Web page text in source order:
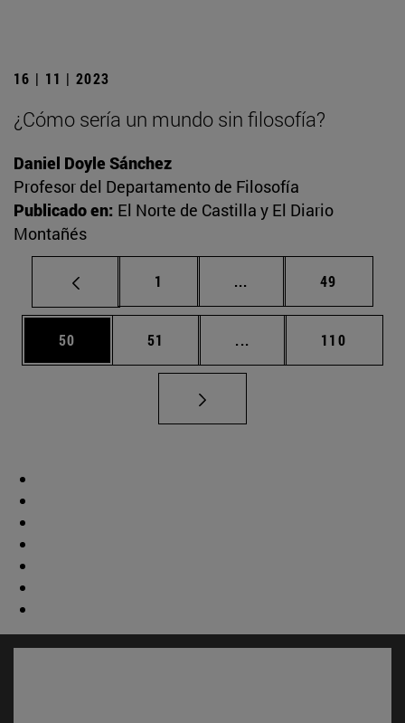
16 | 11 | 2023
¿Cómo sería un mundo sin filosofía?
Daniel Doyle Sánchez
Profesor del Departamento de Filosofía
Publicado en: El Norte de Castilla y El Diario
Montañés
Página
1 ... Páginas intermedias
Página
49
Página
50 Página
51 ... Páginas intermedias
Página
110